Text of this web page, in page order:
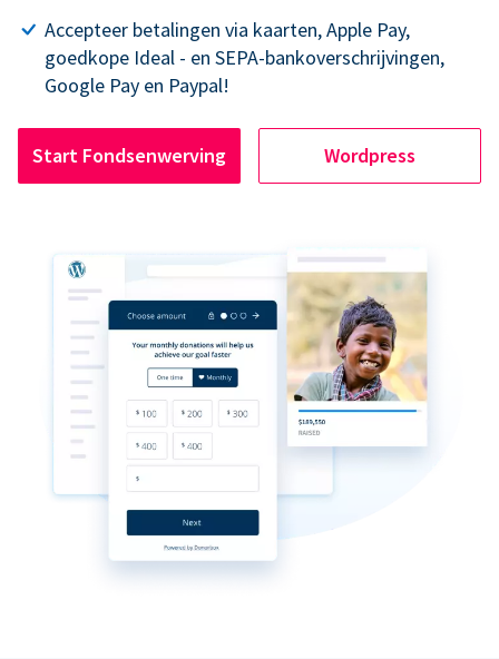
Accepteer betalingen via kaarten, Apple Pay,
goedkope Ideal - en SEPA-bankoverschrijvingen,
Google Pay en Paypal!
Start Fondsenwerving Wordpress